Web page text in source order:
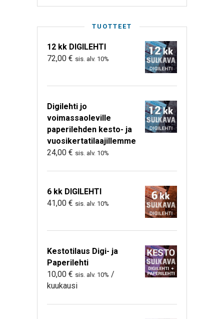
TUOTTEET
12 kk DIGILEHTI
72,00 € sis. alv. 10%
Digilehti jo
voimassaoleville
paperilehden kesto- ja
vuosikertatilaajillemme
24,00 € sis. alv. 10%
6 kk DIGILEHTI
41,00 € sis. alv. 10%
Kestotilaus Digi- ja
Paperilehti
10,00 € sis. alv. 10% /
kuukausi